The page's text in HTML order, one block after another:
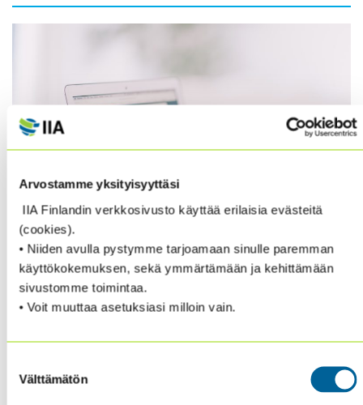
Arvostamme yksityisyyttäsi
IIA Finlandin verkkosivusto käyttää erilaisia evästeitä
(cookies).
• Niiden avulla pystymme tarjoamaan sinulle paremman
käyttökokemuksen, sekä ymmärtämään ja kehittämään
sivustomme toimintaa.
• Voit muuttaa asetuksiasi milloin vain.
valinta
Välttämätön
Oppia.fi, oppimisen verkkokauppa, tarjoaa mm.
webinaareja. Power BI – raportointi -ja